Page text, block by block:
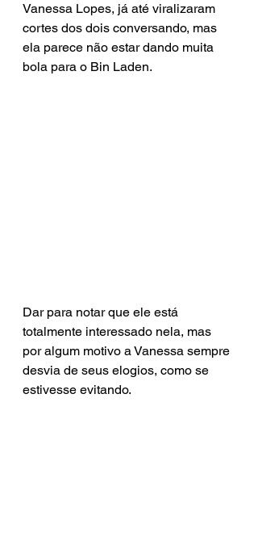
Vanessa Lopes, já até viralizaram
cortes dos dois conversando, mas
ela parece não estar dando muita
bola para o Bin Laden.
Dar para notar que ele está
totalmente interessado nela, mas
por algum motivo a Vanessa sempre
desvia de seus elogios, como se
estivesse evitando.